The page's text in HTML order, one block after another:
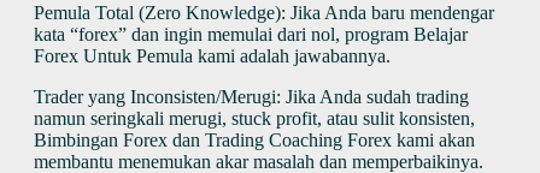
Pemula Total (Zero Knowledge): Jika Anda baru mendengar
kata “forex” dan ingin memulai dari nol, program Belajar
Forex Untuk Pemula kami adalah jawabannya.
Trader yang Inconsisten/Merugi: Jika Anda sudah trading
namun seringkali merugi, stuck profit, atau sulit konsisten,
Bimbingan Forex dan Trading Coaching Forex kami akan
membantu menemukan akar masalah dan memperbaikinya.